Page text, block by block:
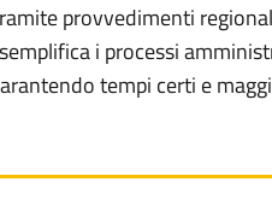
provvedimenti
i processi
tempi certi e